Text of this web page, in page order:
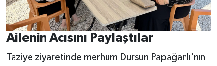
Ailenin Acısını Paylaştılar
Taziye ziyaretinde merhum Dursun Papağanlı'nın